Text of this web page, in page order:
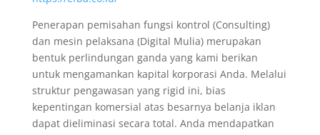
Penerapan pemisahan fungsi kontrol (Consulting)
dan mesin pelaksana (Digital Mulia) merupakan
bentuk perlindungan ganda yang kami berikan
untuk mengamankan kapital korporasi Anda. Melalui
struktur pengawasan yang rigid ini, bias
kepentingan komersial atas besarnya belanja iklan
dapat dieliminasi secara total. Anda mendapatkan